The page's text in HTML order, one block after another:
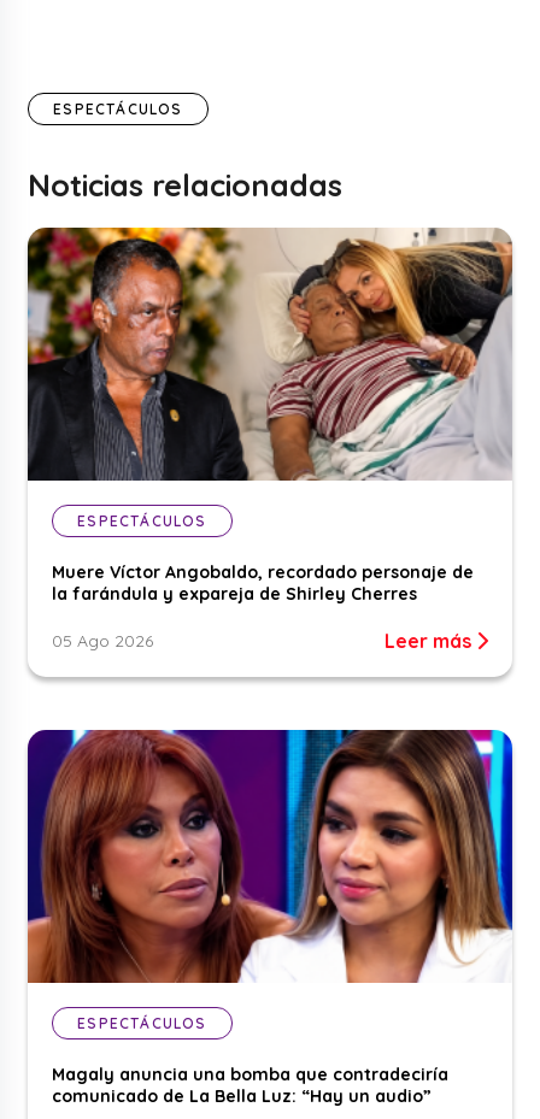
ESPECTÁCULOS
Noticias relacionadas
ESPECTÁCULOS
Muere Víctor Angobaldo, recordado personaje de
la farándula y expareja de Shirley Cherres
05 Ago 2026 Leer más
ESPECTÁCULOS
Magaly anuncia una bomba que contradeciría
comunicado de La Bella Luz: “Hay un audio”